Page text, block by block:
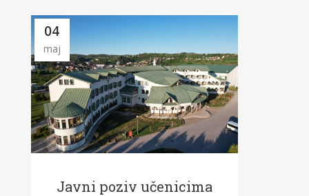
04
maj
Javni poziv učenicima